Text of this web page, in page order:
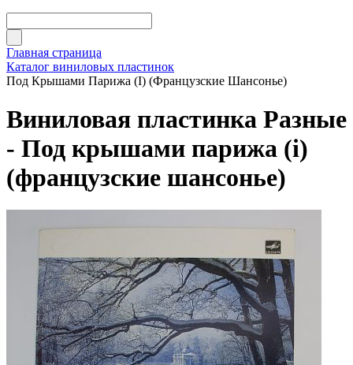
Главная страница
Каталог виниловых пластинок
Под Крышами Парижа (I) (Французские Шансонье)
Виниловая пластинка Разные
- Под крышами парижа (i)
(французские шансонье)